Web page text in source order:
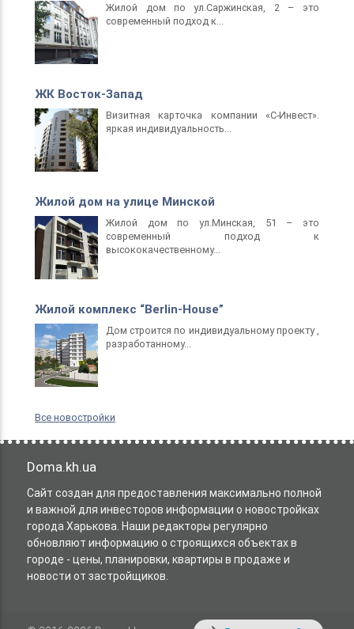
Жилой дом по ул.Саржинская, 2 – это
современный подход к...
ЖК Восток-Запад
Визитная карточка компании «С-Инвест».
яркая индивидуальность...
Жилой дом на улице Минской
Жилой дом по ул.Минская, 51 – это
современный подход к
высококачественному...
Жилой комплекс “Berlin-Нouse”
Дом строится по индивидуальному проекту ,
разработанному...
Все новостройки
Doma.kh.ua
Сайт создан для предоставления максимально полной
и важной для инвесторов информации о новостройках
города Харькова. Наши редакторы регулярно
обновляют информацию о строящихся объектах в
городе - цены, планировки, квартиры в продаже и
новости от застройщиков.